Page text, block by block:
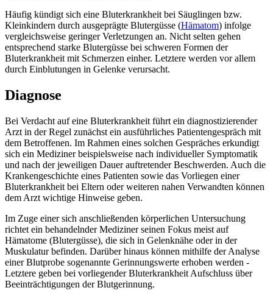
Häufig kündigt sich eine Bluterkrankheit bei Säuglingen bzw.
Kleinkindern durch ausgeprägte Blutergüsse (Hämatom) infolge
vergleichsweise geringer Verletzungen an. Nicht selten gehen
entsprechend starke Blutergüsse bei schweren Formen der
Bluterkrankheit mit Schmerzen einher. Letztere werden vor allem
durch Einblutungen in Gelenke verursacht.
Diagnose
Bei Verdacht auf eine Bluterkrankheit führt ein diagnostizierender
Arzt in der Regel zunächst ein ausführliches Patientengespräch mit
dem Betroffenen. Im Rahmen eines solchen Gespräches erkundigt
sich ein Mediziner beispielsweise nach individueller Symptomatik
und nach der jeweiligen Dauer auftretender Beschwerden. Auch die
Krankengeschichte eines Patienten sowie das Vorliegen einer
Bluterkrankheit bei Eltern oder weiteren nahen Verwandten können
dem Arzt wichtige Hinweise geben.
Im Zuge einer sich anschließenden körperlichen Untersuchung
richtet ein behandelnder Mediziner seinen Fokus meist auf
Hämatome (Blutergüsse), die sich in Gelenknähe oder in der
Muskulatur befinden. Darüber hinaus können mithilfe der Analyse
einer Blutprobe sogenannte Gerinnungswerte erhoben werden -
Letztere geben bei vorliegender Bluterkrankheit Aufschluss über
Beeinträchtigungen der Blutgerinnung.